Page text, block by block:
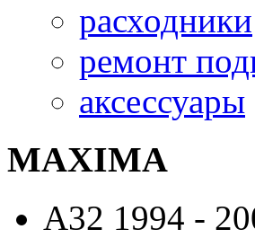
расходники
ремонт
аксессуары
MAXIMA
A32 1994 -